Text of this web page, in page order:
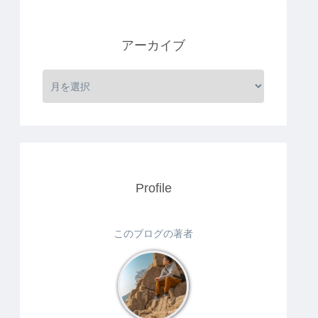
アーカイブ
Profile
このブログの著者